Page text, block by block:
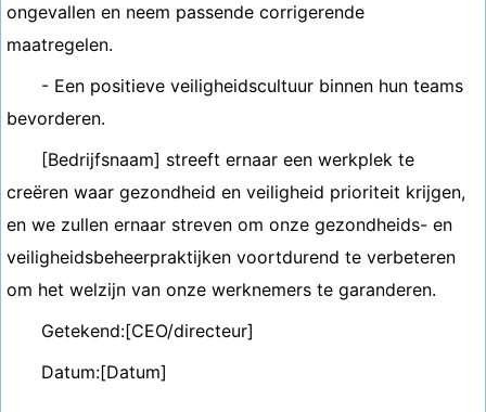
ongevallen en neem passende corrigerende
maatregelen.
- Een positieve veiligheidscultuur binnen hun teams
bevorderen.
[Bedrijfsnaam] streeft ernaar een werkplek te
creëren waar gezondheid en veiligheid prioriteit krijgen,
en we zullen ernaar streven om onze gezondheids- en
veiligheidsbeheerpraktijken voortdurend te verbeteren
om het welzijn van onze werknemers te garanderen.
Getekend:[CEO/directeur]
Datum:[Datum]